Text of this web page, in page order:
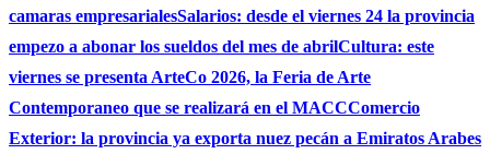
camaras empresarialesSalarios: desde el viernes 24 la provincia
empezo a abonar los sueldos del mes de abrilCultura: este
viernes se presenta ArteCo 2026, la Feria de Arte
Contemporaneo que se realizará en el MACCComercio
Exterior: la provincia ya exporta nuez pecán a Emiratos Arabes